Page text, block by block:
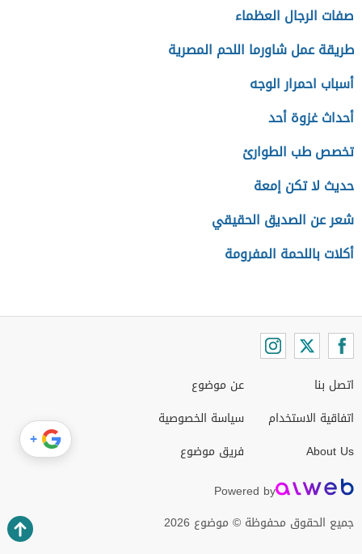
صفات الرجال العظماء
طريقة عمل شاورما اللحم المصرية
أسباب احمرار الوجه
أحداث غزوة أحد
تخصص طب الطوارئ
حديث لا تكن إمعة
شعر عن الصديق الحقيقي
أكلات باللحمة المفرومة
اتصل بنا
اتفاقية الاستخدام
About Us
عن موضوع
سياسة الخصوصية
فريق موضوع
Powered by
جميع الحقوق محفوظة © موضوع 2026
+